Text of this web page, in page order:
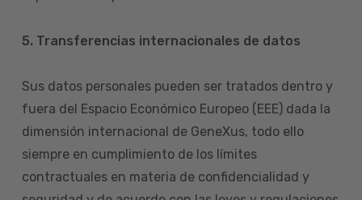
5. Transferencias internacionales de datos
Sus datos personales pueden ser tratados dentro y
fuera del Espacio Económico Europeo (EEE) dada la
dimensión internacional de GeneXus, todo ello
siempre en cumplimiento de los límites
contractuales en materia de confidencialidad y